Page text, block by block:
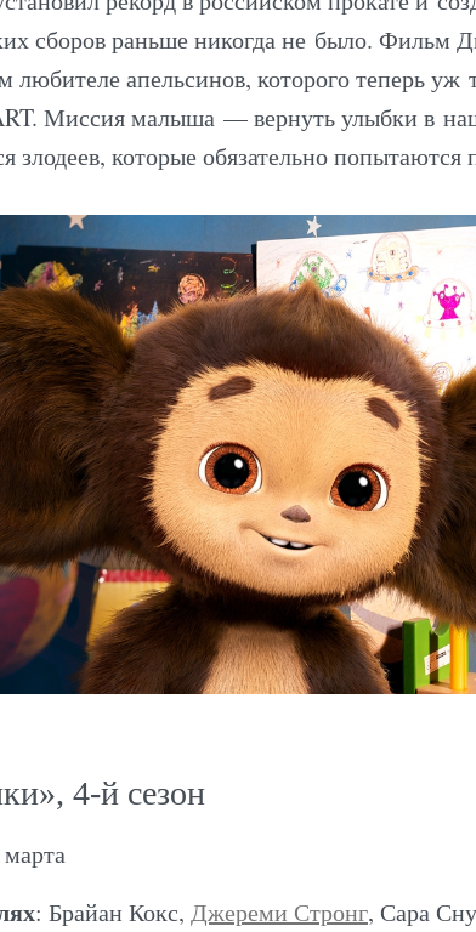
сборов раньше никогда не было. Фильм
любителе апельсинов, которого теперь уж
Миссия малыша — вернуть улыбки в
злодеев, которые обязательно попытаются
4-й сезон
: Брайан Кокс, Джереми Стронг, Сара